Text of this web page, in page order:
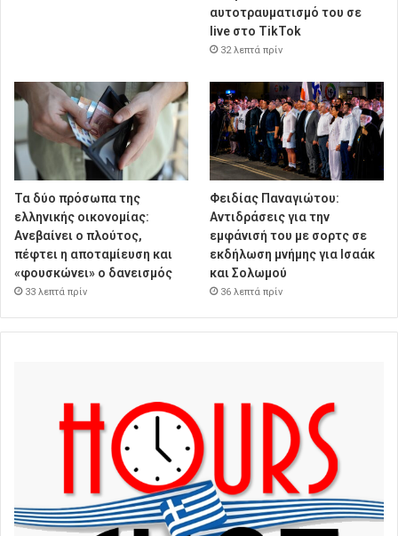
αυτοτραυματισμό του σε
live στο TikTok
32 λεπτά πρίν
Τα δύο πρόσωπα της
ελληνικής οικονομίας:
Aνεβαίνει ο πλούτος,
πέφτει η αποταμίευση και
«φουσκώνει» ο δανεισμός
33 λεπτά πρίν
Φειδίας Παναγιώτου:
Αντιδράσεις για την
εμφάνισή του με σορτς σε
εκδήλωση μνήμης για Ισαάκ
και Σολωμού
36 λεπτά πρίν